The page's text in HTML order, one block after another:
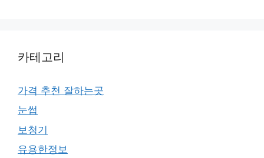
카테고리
가격 추천 잘하는곳
눈썹
보청기
유용한정보